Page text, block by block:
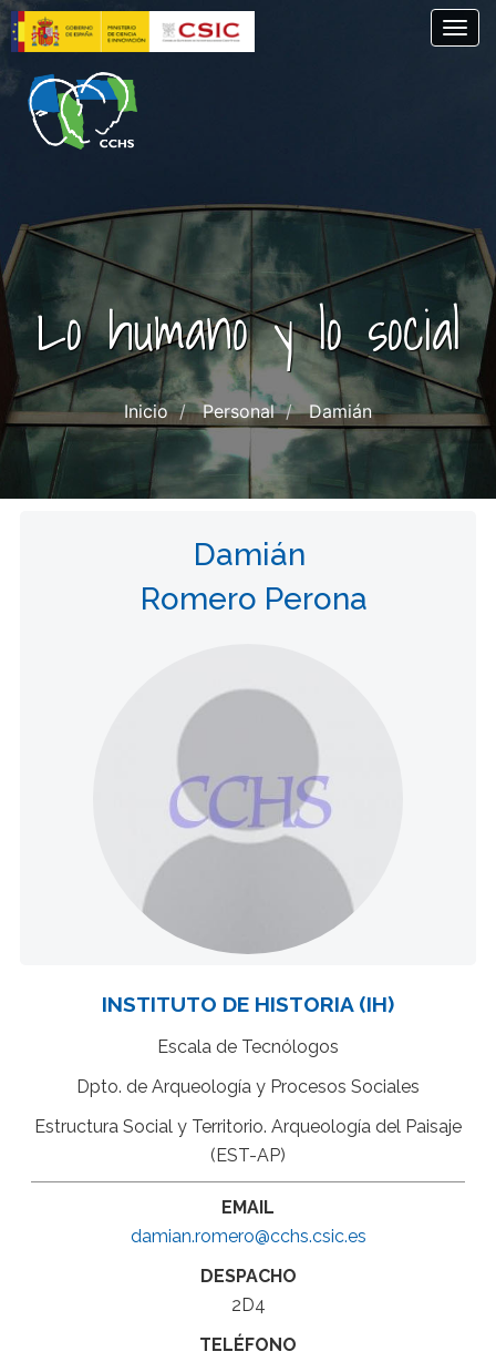
Pasar
al
contenido
principal
Lo humano y lo social
Inicio Personal Damián
Damián
Romero Perona
INSTITUTO DE HISTORIA (IH)
Escala de Tecnólogos
Dpto. de Arqueología y Procesos Sociales
Estructura Social y Territorio. Arqueología del Paisaje
(EST-AP)
EMAIL
damian.romero@cchs.csic.es
DESPACHO
2D4
TELÉFONO